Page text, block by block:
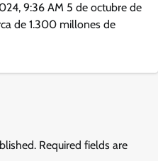
9:36 AM 5 de octubre de
de 1.300 millones de
Required fields are